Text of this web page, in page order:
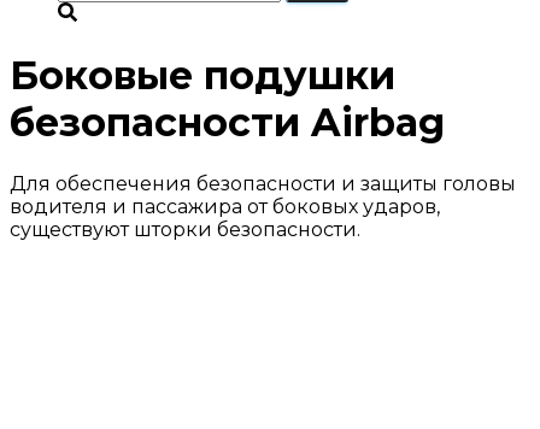
Боковые подушки
безопасности Airbag
Для обеспечения безопасности и защиты головы
водителя и пассажира от боковых ударов,
существуют шторки безопасности.